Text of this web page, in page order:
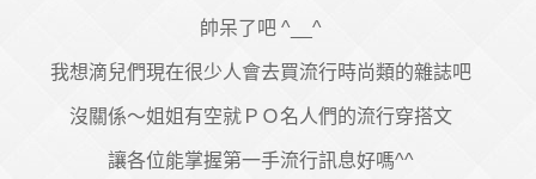
帥呆了吧 ^__^
我想滴兒們現在很少人會去買流行時尚類的雜誌吧
沒關係～姐姐有空就ＰＯ名人們的流行穿搭文
讓各位能掌握第一手流行訊息好嗎^^